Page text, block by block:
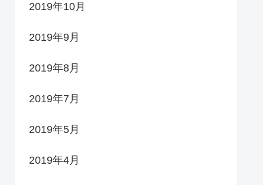
2019年10月
2019年9月
2019年8月
2019年7月
2019年5月
2019年4月